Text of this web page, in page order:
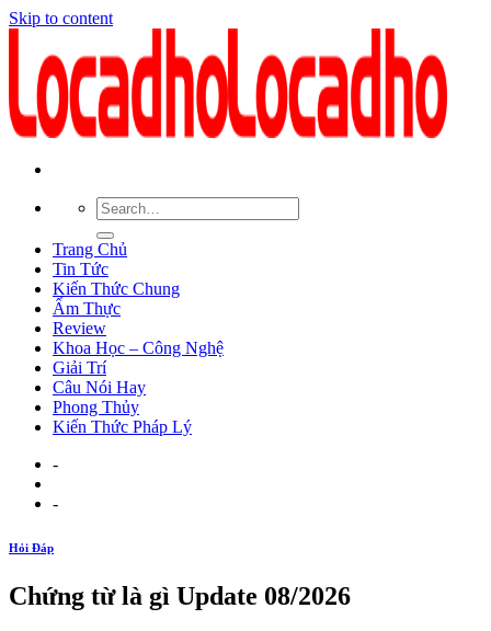
Skip to content
Trang Chủ
Tin Tức
Kiến Thức Chung
Ẩm Thực
Review
Khoa Học – Công Nghệ
Giải Trí
Câu Nói Hay
Phong Thủy
Kiến Thức Pháp Lý
-
-
Hỏi Đáp
Chứng từ là gì Update 08/2026